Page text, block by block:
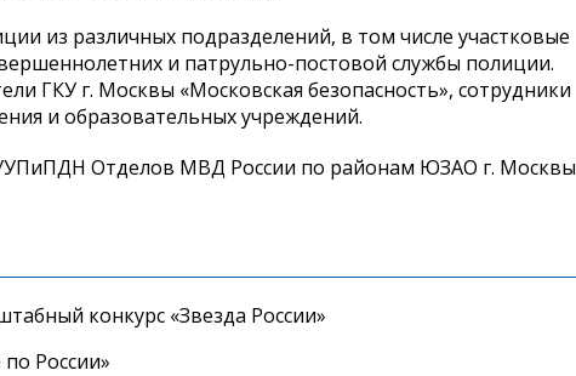
из различных подразделений, в том числе участковые
и патрульно-постовой службы полиции.
ГКУ г. Москвы «Московская безопасность», сотрудники
и образовательных учреждений.
Отделов МВД России по районам ЮЗАО г. Москвы
конкурс «Звезда России»
России»